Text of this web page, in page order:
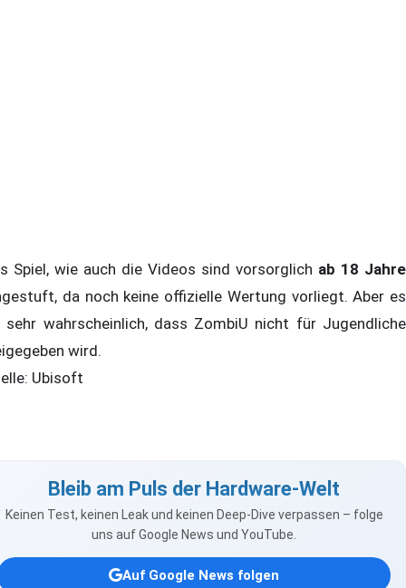
Spiel, wie auch die Videos sind vorsorglich ab 18 Jahre
da noch keine offizielle Wertung vorliegt. Aber es
wahrscheinlich, dass ZombiU nicht für Jugendliche
wird.
Ubisoft
Bleib am Puls der Hardware-Welt
Keinen Test, keinen Leak und keinen Deep-Dive verpassen – folge
uns auf Google News und YouTube.
Auf Google News folgen